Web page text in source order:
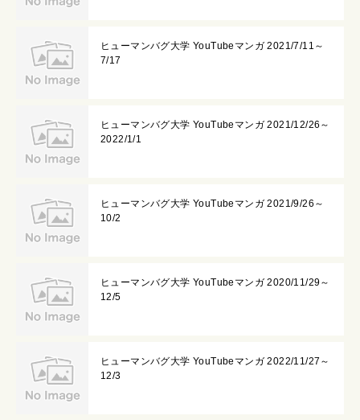
ヒューマンバグ大学 YouTubeマンガ 2021/7/11～
7/17
ヒューマンバグ大学 YouTubeマンガ 2021/12/26～
2022/1/1
ヒューマンバグ大学 YouTubeマンガ 2021/9/26～
10/2
ヒューマンバグ大学 YouTubeマンガ 2020/11/29～
12/5
ヒューマンバグ大学 YouTubeマンガ 2022/11/27～
12/3